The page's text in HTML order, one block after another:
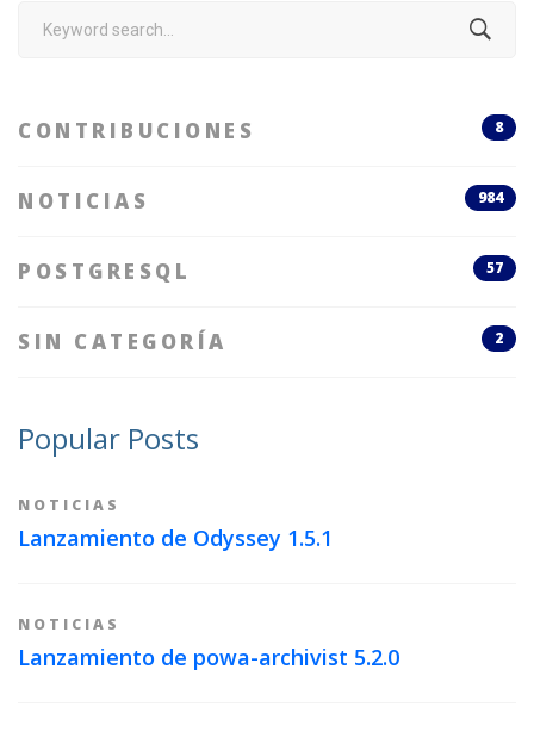
Search
CONTRIBUCIONES 8
NOTICIAS 984
POSTGRESQL 57
SIN CATEGORÍA 2
Popular Posts
NOTICIAS
Lanzamiento de Odyssey 1.5.1
NOTICIAS
Lanzamiento de powa-archivist 5.2.0